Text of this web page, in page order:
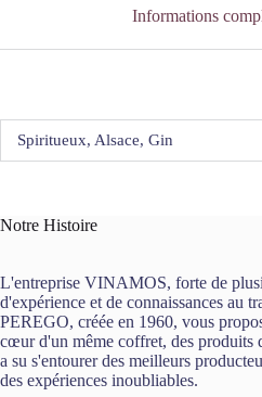
Informations
Spiritueux, Alsace, Gin
Notre Histoire
L'entreprise VINAMOS, forte de
d'expérience et de connaissances au
PEREGO, créée en 1960, vous
cœur d'un même coffret, des
a su s'entourer des meilleurs
des expériences inoubliables.